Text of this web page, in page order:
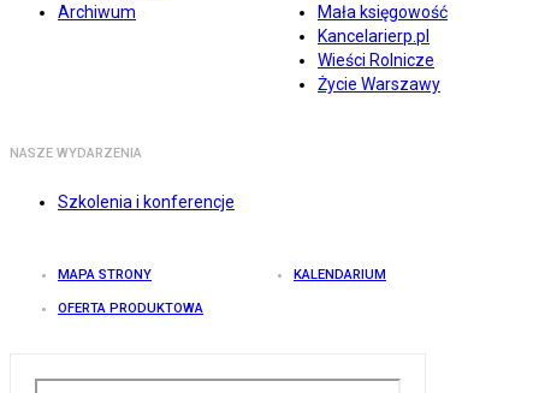
Archiwum
Mała księgowość
Kancelarierp.pl
Wieści Rolnicze
Życie Warszawy
NASZE WYDARZENIA
Szkolenia i konferencje
MAPA STRONY KALENDARIUM
OFERTA PRODUKTOWA